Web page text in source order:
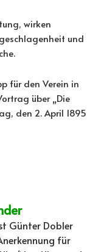
wirken
und
für den Verein in
über „Die
den 2. April 1895
Günter Dobler
für